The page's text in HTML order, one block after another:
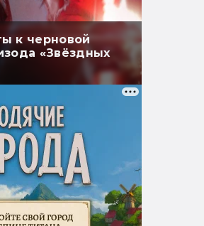
к черновой
«Звёздных